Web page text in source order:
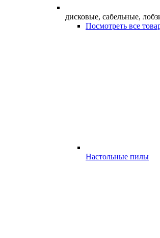
дисковые, сабельные,
Посмотреть все
Настольные пилы